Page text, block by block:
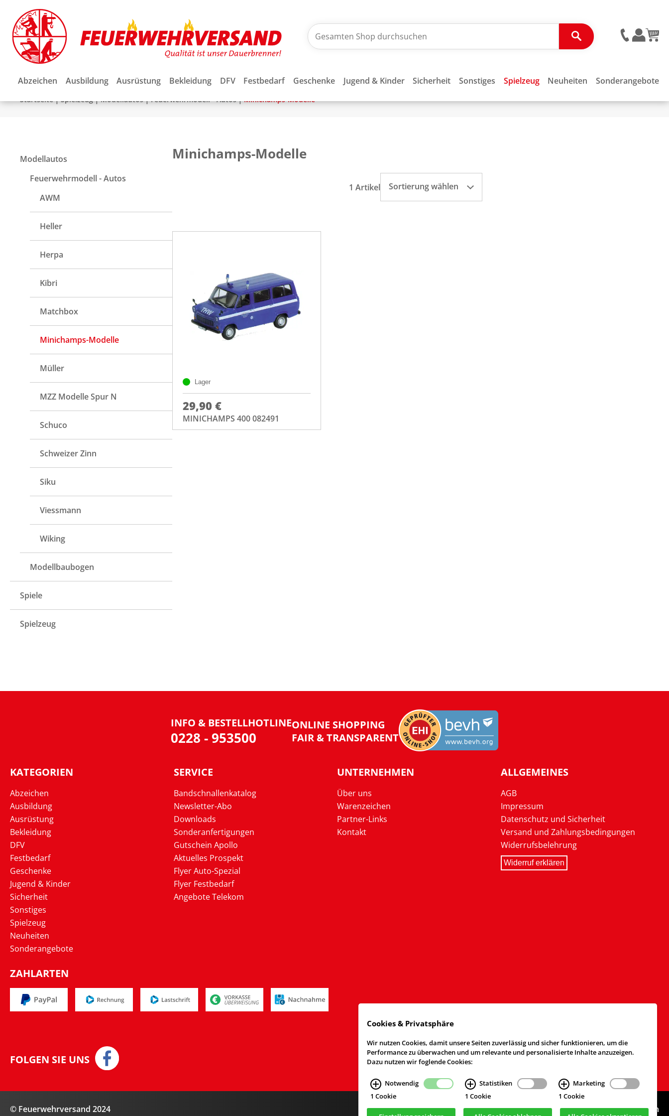
Abzeichen Ausbildung Ausrüstung Bekleidung DFV Festbedarf Geschenke Jugend & Kinder Sicherheit Sonstiges Spielzeug Neuheiten Sonderangebote
Startseite|Spielzeug|Modellautos|Feuerwehrmodell - Autos|Minichamps-Modelle
Modellautos
Feuerwehrmodell - Autos
AWM
Heller
Herpa
Kibri
Matchbox
Minichamps-Modelle
Müller
MZZ Modelle Spur N
Schuco
Schweizer Zinn
Siku
Viessmann
Wiking
Modellbaubogen
Spiele
Spielzeug
Minichamps-Modelle
1 Artikel Sortierung wählen
Lager
29,90 €
MINICHAMPS 400 082491
INFO & BESTELLHOTLINE
0228 - 953500
ONLINE SHOPPING
FAIR & TRANSPARENT
KATEGORIEN
Abzeichen
Ausbildung
Ausrüstung
Bekleidung
DFV
Festbedarf
Geschenke
Jugend & Kinder
Sicherheit
Sonstiges
Spielzeug
Neuheiten
Sonderangebote
SERVICE
Bandschnallenkatalog
Newsletter-Abo
Downloads
Sonderanfertigungen
Gutschein Apollo
Aktuelles Prospekt
Flyer Auto-Spezial
Flyer Festbedarf
Angebote Telekom
UNTERNEHMEN
Über uns
Warenzeichen
Partner-Links
Kontakt
ALLGEMEINES
AGB
Impressum
Datenschutz und Sicherheit
Versand und Zahlungsbedingungen
Widerrufsbelehrung
Widerruf erklären
ZAHLARTEN
FOLGEN SIE UNS
© Feuerwehrversand 2024 Webdesign & Realisierungcekom GmbH, Köln
Cookies & Privatsphäre
Wir nutzen Cookies, damit unsere Seiten zuverlässig und sicher funktionieren, um die
Performance zu überwachen und um relevante und personalisierte Inhalte anzuzeigen.
Dazu nutzen wir foglende Cookies:
Notwendig
1 Cookie
Statistiken
1 Cookie
Marketing
1 Cookie